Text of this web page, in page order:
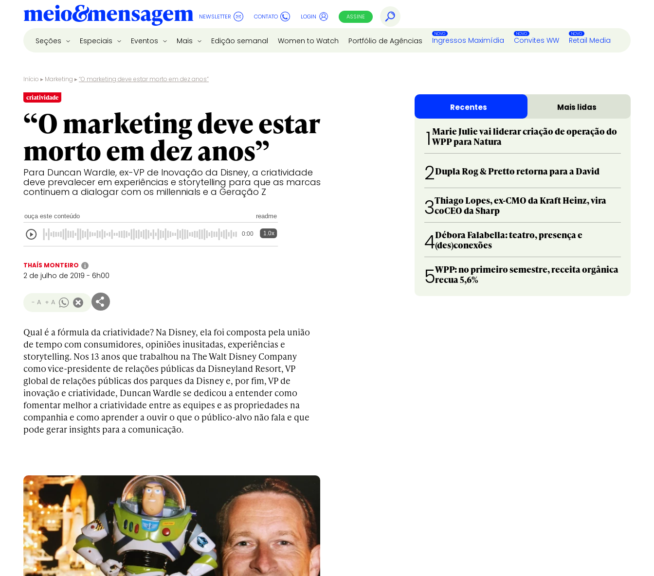
NEWSLETTER CONTATO LOGIN ASSINE
Seções Especiais Eventos Mais Edição semanal Women to Watch Portfólio de Agências Ingressos Maximídia Convites WW Retail Media
Início ▸ Marketing ▸“O marketing deve estar morto em dez anos”
criatividade
“O marketing deve estar
morto em dez anos”
Para Duncan Wardle, ex-VP de Inovação da Disney, a criatividade
deve prevalecer em experiências e storytelling para que as marcas
continuem a dialogar com os millennials e a Geração Z
ouça este conteúdo readme
0:00 1.0x
THAÍS MONTEIRO i
2 de julho de 2019 - 6h00
- A + A
Qual é a fórmula da criatividade? Na Disney, ela foi composta pela união
de tempo com consumidores, opiniões inusitadas, experiências e
storytelling. Nos 13 anos que trabalhou na The Walt Disney Company
como vice-presidente de relações públicas da Disneyland Resort, VP
global de relações públicas dos parques da Disney e, por fim, VP de
inovação e criatividade, Duncan Wardle se dedicou a entender como
fomentar melhor a criatividade entre as equipes e as propriedades na
companhia e como aprender a ouvir o que o público-alvo não fala e que
pode gerar insights para a comunicação.
Recentes Mais lidas
1 Marie Julie vai liderar criação de operação do
WPP para Natura
2Dupla Rog & Pretto retorna para a David
3Thiago Lopes, ex-CMO da Kraft Heinz, vira
coCEO da Sharp
4Débora Falabella: teatro, presença e
(des)conexões
5WPP: no primeiro semestre, receita orgânica
recua 5,6%